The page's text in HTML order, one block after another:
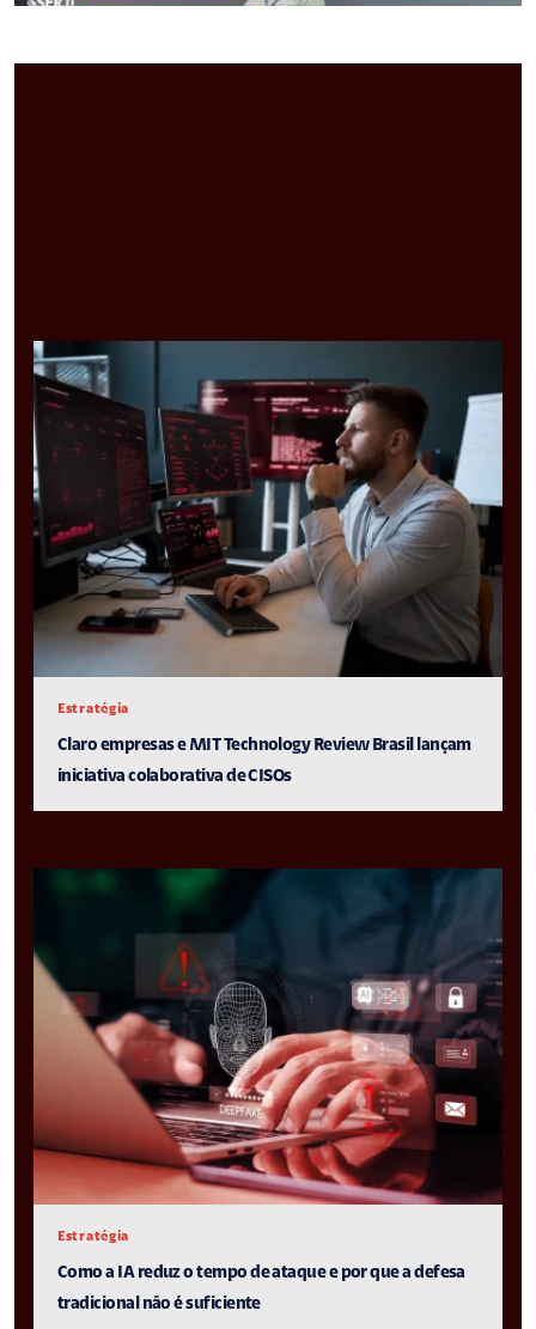
Estratégia
Claro empresas e MIT Technology Review Brasil lançam
iniciativa colaborativa de CISOs
Estratégia
Como a IA reduz o tempo de ataque e por que a defesa
tradicional não é suficiente